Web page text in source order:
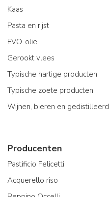
Kaas
Pasta en rijst
EVO-olie
Gerookt vlees
Typische hartige producten
Typische zoete producten
Wijnen, bieren en
Producenten
Pastificio Felicetti
Acquerello riso